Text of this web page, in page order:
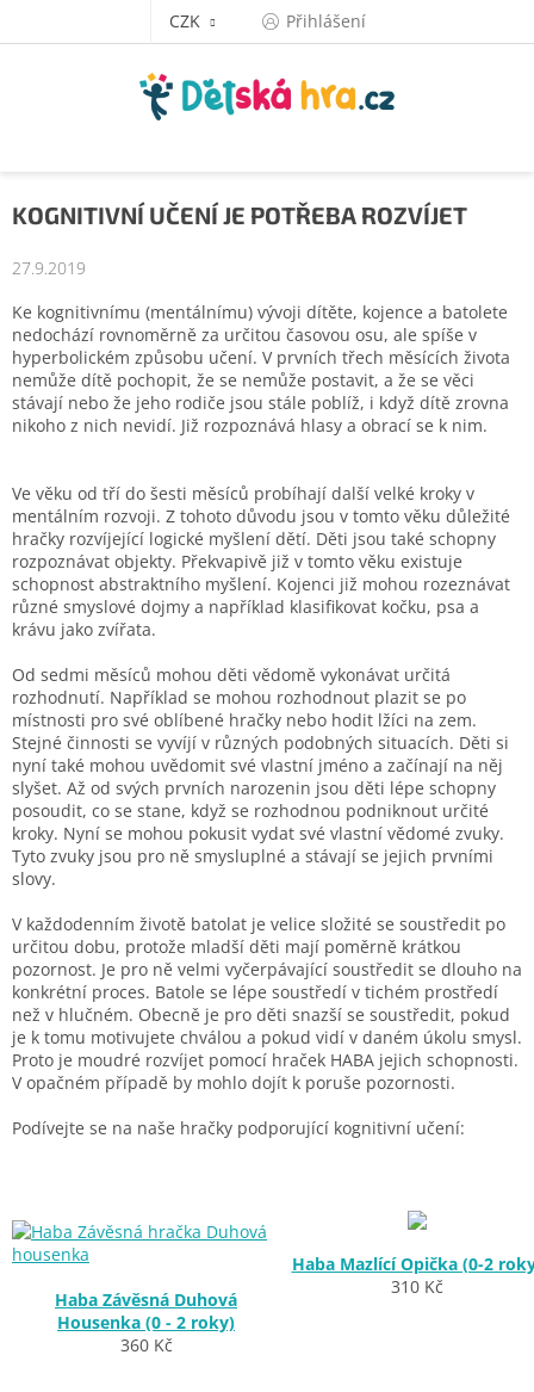
CZK Přihlášení
KOGNITIVNÍ UČENÍ JE POTŘEBA ROZVÍJET
27.9.2019
Ke kognitivnímu (mentálnímu) vývoji dítěte, kojence a batolete
nedochází rovnoměrně za určitou časovou osu, ale spíše v
hyperbolickém způsobu učení. V prvních třech měsících života
nemůže dítě pochopit, že se nemůže postavit, a že se věci
stávají nebo že jeho rodiče jsou stále poblíž, i když dítě zrovna
nikoho z nich nevidí. Již rozpoznává hlasy a obrací se k nim.
Ve věku od tří do šesti měsíců probíhají další velké kroky v
mentálním rozvoji. Z tohoto důvodu jsou v tomto věku důležité
hračky rozvíjející logické myšlení dětí. Děti jsou také schopny
rozpoznávat objekty. Překvapivě již v tomto věku existuje
schopnost abstraktního myšlení. Kojenci již mohou rozeznávat
různé smyslové dojmy a například klasifikovat kočku, psa a
krávu jako zvířata.
Od sedmi měsíců mohou děti vědomě vykonávat určitá
rozhodnutí. Například se mohou rozhodnout plazit se po
místnosti pro své oblíbené hračky nebo hodit lžíci na zem.
Stejné činnosti se vyvíjí v různých podobných situacích. Děti si
nyní také mohou uvědomit své vlastní jméno a začínají na něj
slyšet. Až od svých prvních narozenin jsou děti lépe schopny
posoudit, co se stane, když se rozhodnou podniknout určité
kroky. Nyní se mohou pokusit vydat své vlastní vědomé zvuky.
Tyto zvuky jsou pro ně smysluplné a stávají se jejich prvními
slovy.
V každodenním životě batolat je velice složité se soustředit po
určitou dobu, protože mladší děti mají poměrně krátkou
pozornost. Je pro ně velmi vyčerpávající soustředit se dlouho na
konkrétní proces. Batole se lépe soustředí v tichém prostředí
než v hlučném. Obecně je pro děti snazší se soustředit, pokud
je k tomu motivujete chválou a pokud vidí v daném úkolu smysl.
Proto je moudré rozvíjet pomocí hraček HABA jejich schopnosti.
V opačném případě by mohlo dojít k poruše pozornosti.
Podívejte se na naše hračky podporující kognitivní učení:
Haba Závěsná Duhová
Housenka (0 - 2 roky)
360 Kč
Haba Mazlící Opička (0-2
310 Kč